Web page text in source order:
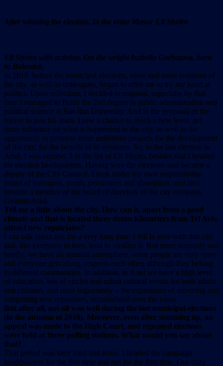
After winning the election. In the enter Mayor Eli Shviro
Eli Shviro with activists. On the wright Isabella Gorbatova, born
in Bobruisk,
In 2018, before the municipal elections, more and more residents of
the city, as well as colleagues, began to offer me to try my hand at
politics. Upon reflection, I decided to respond, especially by that
time I managed to finish the 2nd degree in public administration and
political science at Bar-Ilan University. And in the proposal of the
mayor to join his team, I saw a chance to reach a new level, get
more influence on what is happening in the city, as well as the
opportunity to promote more ambitious projects for the development
of the city, for the benefit of its residents. So, in the last election in
Ariel, I was number 3 in the list of Eli Shviro, besides that I headed
his election headquarters. Having won the elections and became a
deputy of the City Council, I took under my own responsibility
issues of teenagers, youth, pensioners and absorption, and also
became a member of the board of directors of the city company
Gvanim Ariel.
Tell me a little about the city. How can it, apart from a good
climate and that is located three dozen kilometers from Tel Aviv,
attract new repatriates?
I can talk about this for a very long time. I fell in love with this city
and, like everyone in love, tend to idealize it. But more seriously and
briefly, we have an unusual atmosphere, some people are very open
and everyone gets along, respects each other, although they belong
to different communities. In addition, in Ariel we have a high level
of education, lots of circles and urban cultural events for both adults
and children, and most importantly – the experience of receiving and
integrating new repatriates, accumulated over the years.
But after all, not all was well during the last municipal elections
(in the autumn of 2018). Moreover, even after summing up, an
appeal was made to the High Court, and repeated elections
were held at three polling stations. What would you say about
that?
That period was very hard and tense. I headed the campaign
headquarters for the first time and ran for the first time. Our cozy